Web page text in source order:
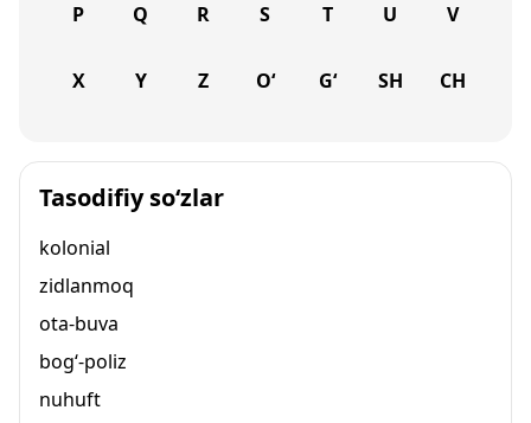
P Q R S T U V
X Y Z O‘ G‘ SH CH
Tasodifiy so‘zlar
kolonial
zidlanmoq
ota-buva
bog‘-poliz
nuhuft